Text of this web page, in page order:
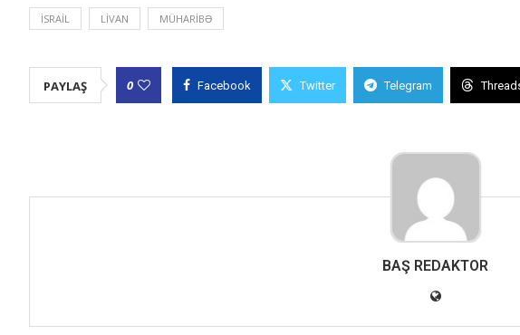
İSRAIL LIVAN MÜHARIBƏ
PAYLAŞ 0 Facebook Twitter Telegram
BAŞ REDAKTOR